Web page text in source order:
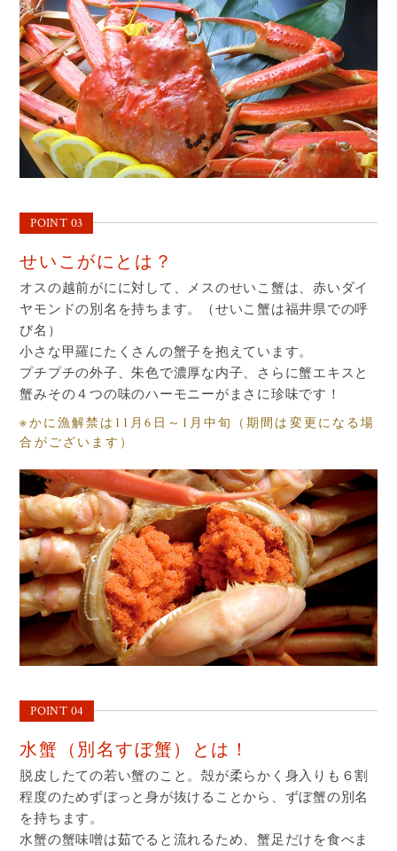
POINT 03
せいこがにとは？
オスの越前がにに対して、メスのせいこ蟹は、赤いダイ
ヤモンドの別名を持ちます。（せいこ蟹は福井県での呼
び名）
小さな甲羅にたくさんの蟹子を抱えています。
プチプチの外子、朱色で濃厚な内子、さらに蟹エキスと
蟹みその４つの味のハーモニーがまさに珍味です！
※かに漁解禁は11月6日～1月中旬（期間は変更になる場
合がございます）
POINT 04
水蟹（別名すぼ蟹）とは！
脱皮したての若い蟹のこと。殻が柔らかく身入りも６割
程度のためずぼっと身が抜けることから、ずぼ蟹の別名
を持ちます。
水蟹の蟹味噌は茹でると流れるため、蟹足だけを食べま